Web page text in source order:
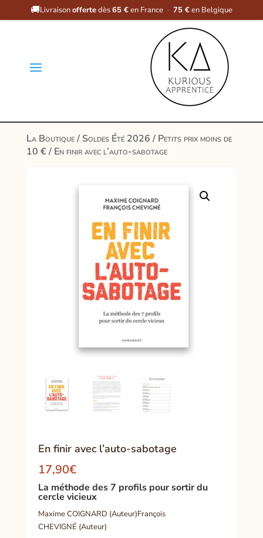
🚚Livraisonoffertedès65 €en France · 75 €en Belgique
a
La Boutique/ Soldes Été 2026/ Petits prix moins de
10 €/ En finir avec l’auto-sabotage
En finir avec l’auto-sabotage
17,90€
La méthode des 7 profils pour sortir du
cercle vicieux
Maxime COIGNARD (Auteur)François
CHEVIGNÉ (Auteur)